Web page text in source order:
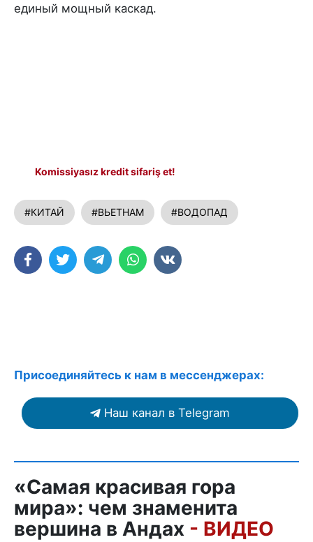
единый мощный каскад.
Komissiyasız kredit sifariş et!
#КИТАЙ #ВЬЕТНАМ #ВОДОПАД
Присоединяйтесь к нам в мессенджерах:
Наш канал в Telegram
«Самая красивая гора
мира»: чем знаменита
вершина в Андах - ВИДЕО